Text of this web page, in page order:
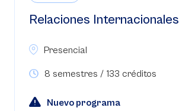
Relaciones Internacionales
Presencial
8 semestres / 133 créditos
Nuevo programa